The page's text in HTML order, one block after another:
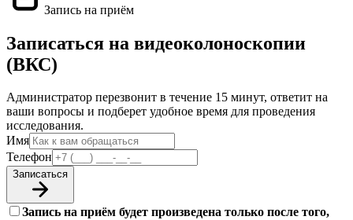
Запись на приём
Записаться на видеоколоноскопии
(ВКС)
Администратор перезвонит в течение 15 минут, ответит на
ваши вопросы и подберет удобное время для проведения
исследования.
Имя
Телефон
Записаться
Запись на приём будет произведена только после того,